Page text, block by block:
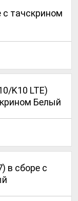
в сборе с
K10 LTE)
Белый
с тачскрином